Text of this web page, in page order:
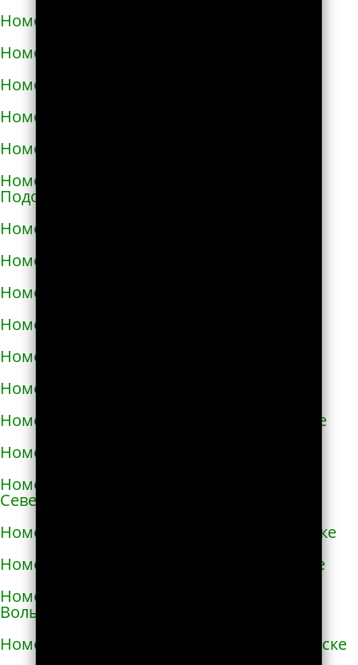
Номера телефонов такси в Марганце
Номера телефонов такси в Мелитополе
Номера телефонов такси в Мене
Номера телефонов такси в Миргороде
Номера телефонов такси в Мироновке
Номера телефонов такси в Могилёве-
Подольском
Номера телефонов такси в Мукачево
Номера телефонов такси в Надворной
Номера телефонов такси в Нежине
Номера телефонов такси в Немирове
Номера телефонов такси в Нетешине
Номера телефонов такси в Никополе
Номера телефонов такси в Новой Каховке
Номера телефонов такси в Новой Одессе
Номера телефонов такси в Новгороде-
Северском
Номера телефонов такси в Новоалексеевке
Номера телефонов такси в Нововолынске
Номера телефонов такси в Новограде-
Волынском
Номера телефонов такси в Новоднестровске